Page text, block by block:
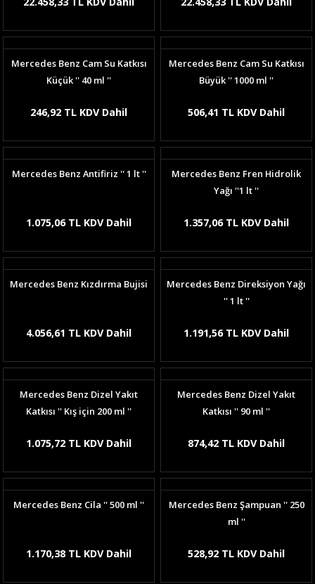
Mercedes Benz Cam Su Katkısı
Küçük '' 40 ml ''
246,92 TL KDV Dahil
Mercedes Benz Cam Su Katkısı
Büyük '' 1000 ml ''
506,41 TL KDV Dahil
Mercedes Benz Antifiriz '' 1 lt ''
1.075,06 TL KDV Dahil
Mercedes Benz Fren Hidrolik
Yağı ''1 lt ''
1.357,06 TL KDV Dahil
Mercedes Benz Kızdırma Bujisi
4.056,61 TL KDV Dahil
Mercedes Benz Direksiyon Yağı
'' 1 lt ''
1.191,56 TL KDV Dahil
Mercedes Benz Dizel Yakıt
Katkısı '' Kış için 200 ml ''
1.075,72 TL KDV Dahil
Mercedes Benz Dizel Yakıt
Katkısı '' 90 ml ''
874,42 TL KDV Dahil
Mercedes Benz Cila '' 500 ml ''
1.170,38 TL KDV Dahil
Mercedes Benz Şampuan '' 250
ml ''
528,92 TL KDV Dahil